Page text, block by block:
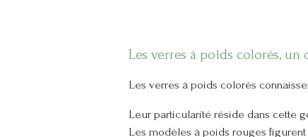
Les verres à poids colorés,
Les verres à poids colorés
Leur particularité réside dans cette
Les modèles à poids rouges